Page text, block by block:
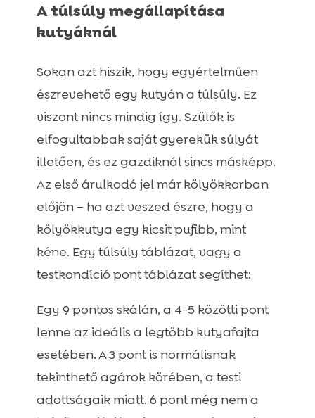
A túlsúly megállapítása
kutyáknál
Sokan azt hiszik, hogy egyértelműen
észrevehető egy kutyán a túlsúly. Ez
viszont nincs mindig így. Szülők is
elfogultabbak saját gyerekük súlyát
illetően, és ez gazdiknál sincs másképp.
Az első árulkodó jel már kölyökkorban
előjön – ha azt veszed észre, hogy a
kölyökkutya egy kicsit pufibb, mint
kéne. Egy túlsúly táblázat, vagy a
testkondíció pont táblázat segíthet:
Egy 9 pontos skálán, a 4-5 közötti pont
lenne az ideális a legtöbb kutyafajta
esetében. A 3 pont is normálisnak
tekinthető agárok körében, a testi
adottságaik miatt. 6 pont még nem a